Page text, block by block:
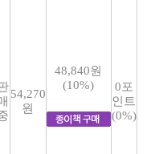
54,270
원
48,840원
(10%)
0포
인트
(0%)